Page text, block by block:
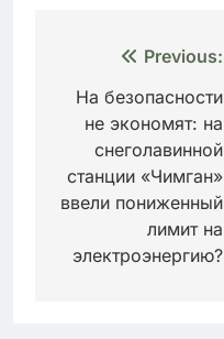
Навигация
по
записям
Previous:
На безопасности
не экономят: на
снеголавинной
станции «Чимган»
ввели пониженный
лимит на
электроэнергию?